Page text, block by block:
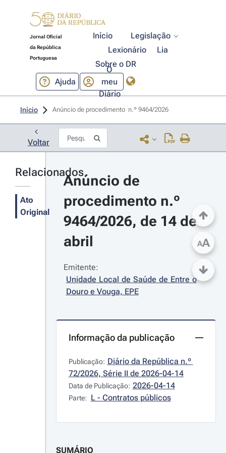
Jornal Oficial
da República
Portuguesa
Início
Legislação
Lexionário
Lia
Sobre o DR
Ajuda
O
meu
Diário
Início Anúncio de procedimento  n.º 9464/2026
Voltar
Relacionados
Ato
Original
Anúncio de
procedimento n.º
9464/2026, de 14 de
abril
Emitente:
Unidade Local de Saúde de Entre o
Douro e Vouga, EPE
Informação da publicação
Publicação: Diário da República n.º
72/2026, Série II de 2026-04-14
Data de Publicação: 2026-04-14
Parte: L - Contratos públicos
SUMÁRIO
AA